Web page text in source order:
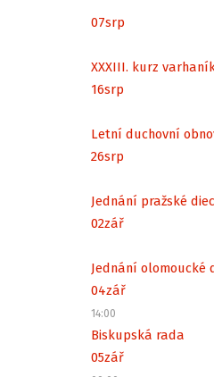
07srp
XXXIII. kurz
16srp
Letní duchovní
26srp
Jednání pražské
02zář
Jednání olomoucké
04zář
14:00
Biskupská rada
05zář